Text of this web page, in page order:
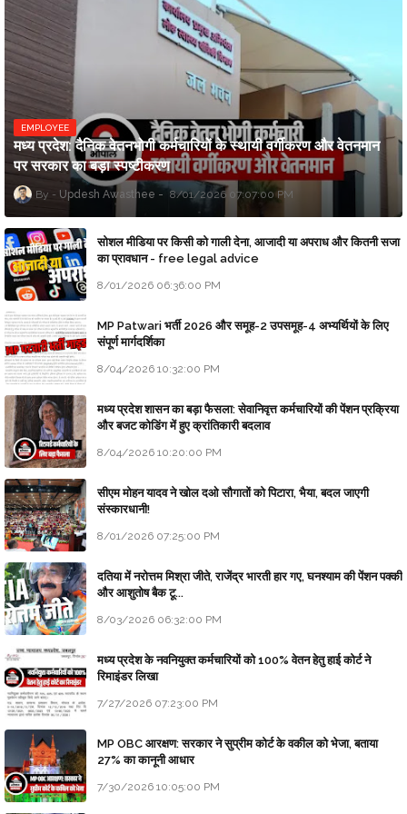
EMPLOYEE
मध्य प्रदेश: दैनिक वेतनभोगी कर्मचारियों के स्थायी वर्गीकरण और वेतनमान
पर सरकार का बड़ा स्पष्टीकरण
Updesh Awasthee 8/01/2026 07:07:00 PM
सोशल मीडिया पर किसी को गाली देना, आजादी या अपराध और कितनी सजा
का प्रावधान - free legal advice
8/01/2026 06:36:00 PM
MP Patwari भर्ती 2026 और समूह-2 उपसमूह-4 अभ्यर्थियों के लिए
संपूर्ण मार्गदर्शिका
8/04/2026 10:32:00 PM
मध्य प्रदेश शासन का बड़ा फैसला: सेवानिवृत्त कर्मचारियों की पेंशन प्रक्रिया
और बजट कोडिंग में हुए क्रांतिकारी बदलाव
8/04/2026 10:20:00 PM
सीएम मोहन यादव ने खोल दओ सौगातों को पिटारा, भैया, बदल जाएगी
संस्कारधानी!
8/01/2026 07:25:00 PM
दतिया में नरोत्तम मिश्रा जीते, राजेंद्र भारती हार गए, घनश्याम की पेंशन पक्की
और आशुतोष बैक टू...
8/03/2026 06:32:00 PM
मध्य प्रदेश के नवनियुक्त कर्मचारियों को 100% वेतन हेतु हाई कोर्ट ने
रिमाइंडर लिखा
7/27/2026 07:23:00 PM
MP OBC आरक्षण: सरकार ने सुप्रीम कोर्ट के वकील को भेजा, बताया
27% का कानूनी आधार
7/30/2026 10:05:00 PM